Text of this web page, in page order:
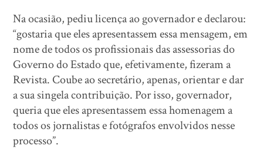
Na ocasião, pediu licença ao governador e declarou:
“gostaria que eles apresentassem essa mensagem, em
nome de todos os profissionais das assessorias do
Governo do Estado que, efetivamente, fizeram a
Revista. Coube ao secretário, apenas, orientar e dar
a sua singela contribuição. Por isso, governador,
queria que eles apresentassem essa homenagem a
todos os jornalistas e fotógrafos envolvidos nesse
processo”.